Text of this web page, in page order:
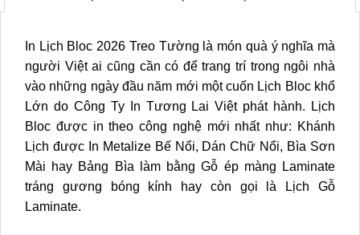
In Lịch Bloc 2026 Treo Tường là món quà ý nghĩa mà
người Việt ai cũng cần có để trang trí trong ngôi nhà
vào những ngày đầu năm mới một cuốn Lịch Bloc khổ
Lớn do Công Ty In Tương Lai Việt phát hành. Lịch
Bloc được in theo công nghệ mới nhất như: Khánh
Lịch được In Metalize Bế Nổi, Dán Chữ Nổi, Bìa Sơn
Mài hay Bảng Bìa làm bằng Gỗ ép màng Laminate
tráng gương bóng kính hay còn gọi là Lịch Gỗ
Laminate.